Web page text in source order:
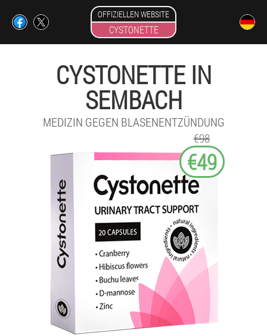
OFFIZIELLEN WEBSITE
CYSTONETTE
CYSTONETTE IN
SEMBACH
MEDIZIN GEGEN BLASENENTZÜNDUNG
€98
€49